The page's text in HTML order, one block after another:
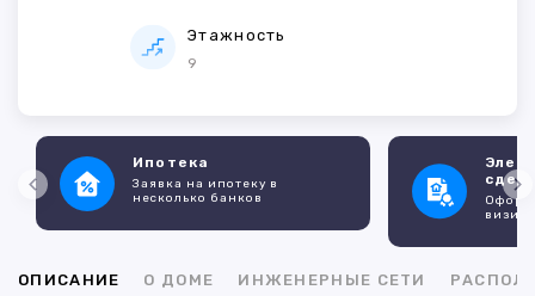
Этажность
9
Ипотека
Заявка на ипотеку в
несколько банков
ОПИСАНИЕ О ДОМЕ ИНЖЕНЕРНЫЕ СЕТИ